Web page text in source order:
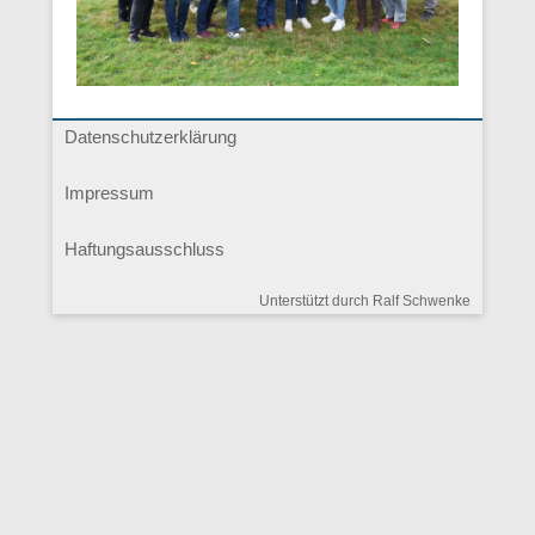
Datenschutzerklärung
Impressum
Haftungsausschluss
Unterstützt durch Ralf Schwenke